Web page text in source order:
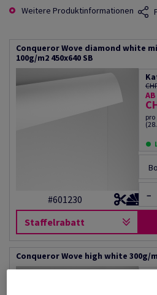
Weitere Produktinformationen
Conqueror Wove diamond white
100g/m2 450x640 SB
#601230
Staffelrabatt
AB
pro
−
Conqueror Wove high white 300g/